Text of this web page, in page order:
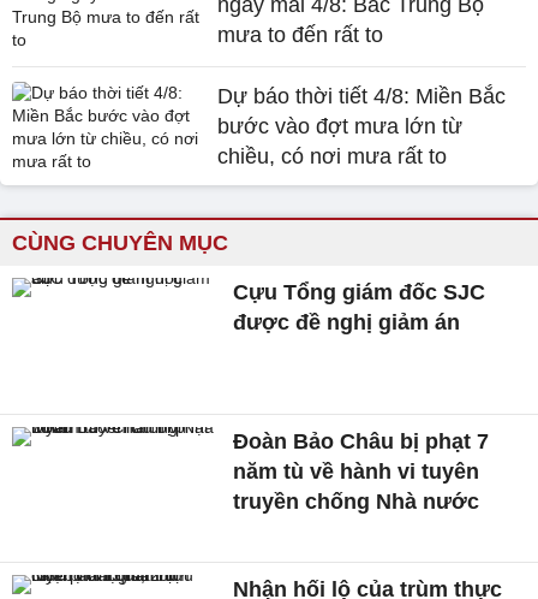
mưa to đến rất to
Dự báo thời tiết 4/8: Miền Bắc
bước vào đợt mưa lớn từ
chiều, có nơi mưa rất to
CÙNG CHUYÊN MỤC
Cựu Tổng giám đốc SJC
được đề nghị giảm án
Đoàn Bảo Châu bị phạt 7
năm tù về hành vi tuyên
truyền chống Nhà nước
Nhận hối lộ của trùm thực